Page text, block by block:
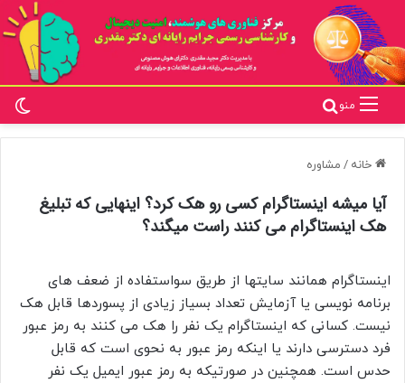
منو
خانه / مشاوره
آیا میشه اینستاگرام کسی رو هک کرد؟ اینهایی که تبلیغ
هک اینستاگرام می کنند راست میگند؟
اینستاگرام همانند سایتها از طریق سواستفاده از ضعف های
برنامه نویسی یا آزمایش تعداد بسیاز زیادی از پسوردها قابل هک
نیست. کسانی که اینستاگرام یک نفر را هک می کنند به رمز عبور
فرد دسترسی دارند یا اینکه رمز عبور به نحوی است که قابل
حدس است. همچنین در صورتیکه به رمز عبور ایمیل یک نفر